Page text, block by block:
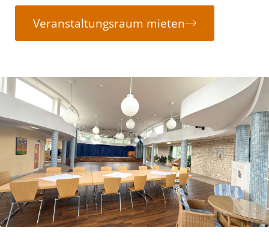
Veranstaltungsraum mieten